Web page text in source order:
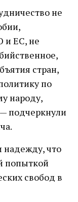
не
и ЕС, не
стран,
по
народу,
подчеркнули
надежду, что
попыткой
свобод в